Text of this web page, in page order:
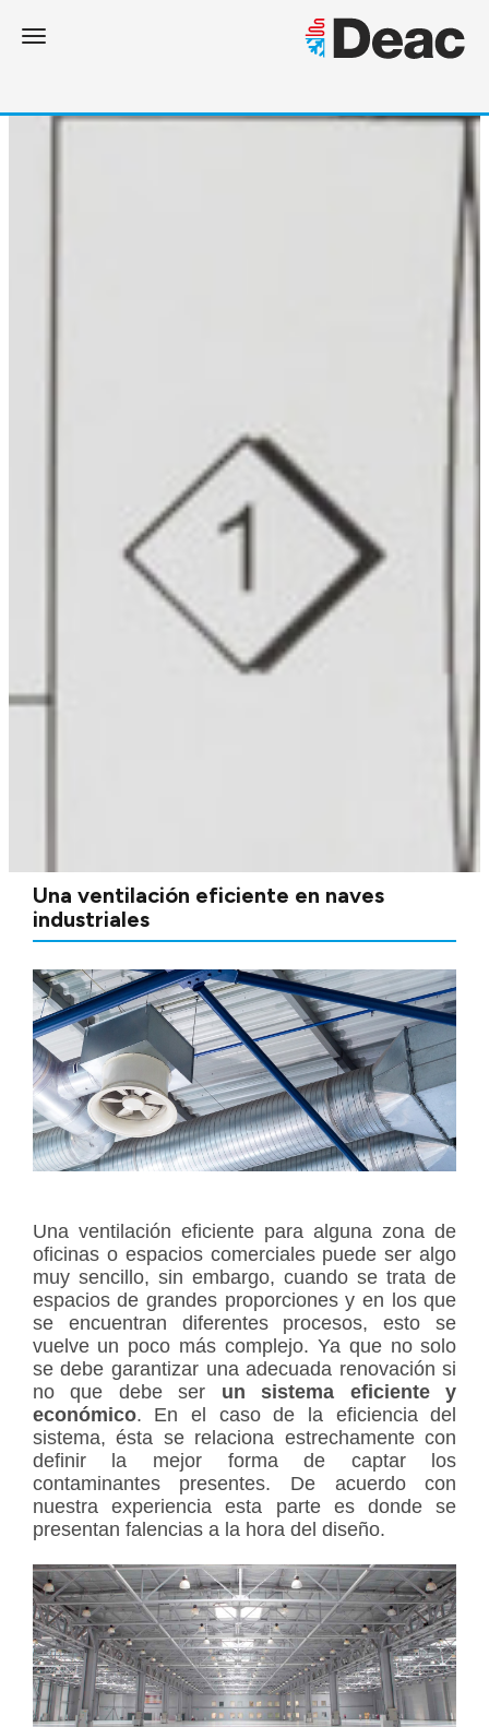
Toggle navigation
Una ventilación eficiente en naves
industriales
Una ventilación eficiente para alguna zona de
oficinas o espacios comerciales puede ser algo
muy sencillo, sin embargo, cuando se trata de
espacios de grandes proporciones y en los que
se encuentran diferentes procesos, esto se
vuelve un poco más complejo. Ya que no solo
se debe garantizar una adecuada renovación si
no que debe ser un sistema eficiente y
económico. En el caso de la eficiencia del
sistema, ésta se relaciona estrechamente con
definir la mejor forma de captar los
contaminantes presentes. De acuerdo con
nuestra experiencia esta parte es donde se
presentan falencias a la hora del diseño.